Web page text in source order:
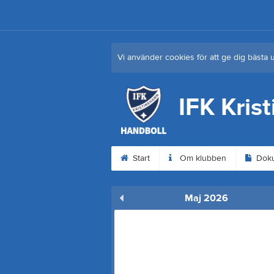
Vi använder cookies för att ge dig bästa
IFK
Start Om klubben
Maj 2026